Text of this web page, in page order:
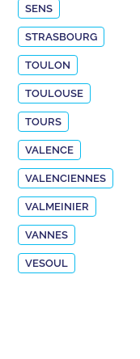
SENS
STRASBOURG
TOULON
TOULOUSE
TOURS
VALENCE
VALENCIENNES
VALMEINIER
VANNES
VESOUL